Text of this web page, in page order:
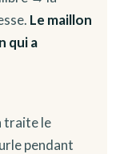
Le maillon
qui a
traite le
pendant